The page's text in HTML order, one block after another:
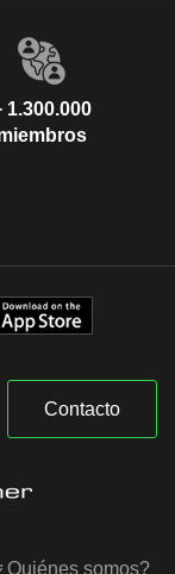
1.300.000
Contacto
somos?